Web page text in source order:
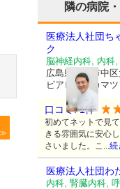
隣の病院
医療法人社団 ち
ク
脳神経内科, 内科
広島県広島市中区
ビアビアンカマ
口コミ:1件
初めてネットで見
きる雰囲気に安心
さいました。こ...続
医療法人社団わ
内科, 腎臓内科,